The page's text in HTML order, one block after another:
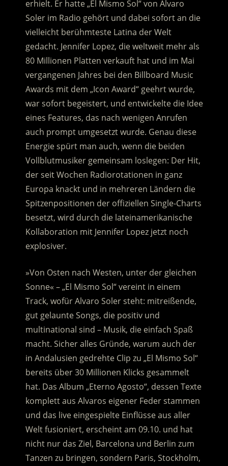
erhielt. Er hatte „El Mismo Sol“ von Alvaro
Soler im Radio gehört und dabei sofort an die
vielleicht berühmteste Latina der Welt
gedacht. Jennifer Lopez, die weltweit mehr als
80 Millionen Platten verkauft hat und im Mai
vergangenen Jahres bei den Billboard Music
Awards mit dem „Icon Award“ geehrt wurde,
war sofort begeistert, und entwickelte die Idee
eines Features, das nach wenigen Anrufen
auch prompt umgesetzt wurde. Genau diese
Energie spürt man auch, wenn die beiden
Vollblutmusiker gemeinsam loslegen: Der Hit,
der seit Wochen Radiorotationen in ganz
Europa knackt und in mehreren Ländern die
Spitzenpositionen der offiziellen Single-Charts
besetzt, wird durch die lateinamerikanische
Kollaboration mit Jennifer Lopez jetzt noch
explosiver.
»Von Osten nach Westen, unter der gleichen
Sonne« – „El Mismo Sol“ vereint in einem
Track, wofür Alvaro Soler steht: mitreißende,
gut gelaunte Songs, die positiv und
multinational sind – Musik, die einfach Spaß
macht. Sicher alles Gründe, warum auch der
in Andalusien gedrehte Clip zu „El Mismo Sol“
bereits über 30 Millionen Klicks gesammelt
hat. Das Album „Eterno Agosto“, dessen Texte
komplett aus Alvaros eigener Feder stammen
und das live eingespielte Einflüsse aus aller
Welt fusioniert, erscheint am 09.10. und hat
nicht nur das Ziel, Barcelona und Berlin zum
Tanzen zu bringen, sondern Paris, Stockholm,